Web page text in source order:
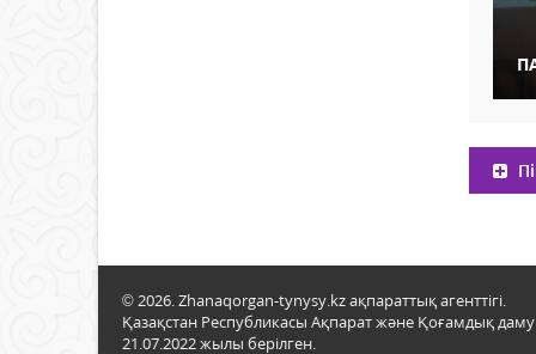
© 2026. Zhanaqorgan-tynysy.kz ақпараттық агенттігі.
Қазақстан Республикасы Ақпарат және Қоғамдық даму
21.07.2022 жылы берілген.